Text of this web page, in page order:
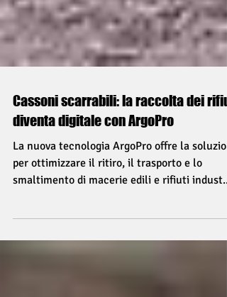
Cassoni scarrabili: la raccolta dei
diventa digitale con ArgoPro
La nuova tecnologia ArgoPro offre la
smaltimento di macerie edili e rifiuti indust...